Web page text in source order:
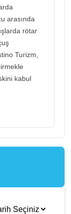
arasında
rötar
Turizm,
kabul